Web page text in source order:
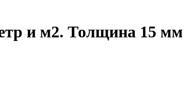
и м2. Толщина 15